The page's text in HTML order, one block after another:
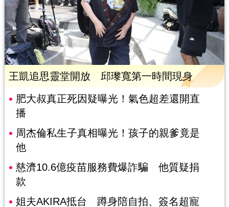
王凱追思靈堂開放 邱瓈寬第一時間現身
肥大叔真正死因疑曝光！氣色超差還開直
播
周杰倫私生子真相曝光！孩子的親爹竟是
他
慈濟10.6億疫苗服務費爆詐騙 他質疑捐
款
姐夫AKIRA抵台 蹲身陪自拍、簽名超寵